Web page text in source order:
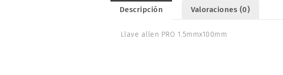
Descripción Valoraciones (0)
Llave allen PRO 1.5mmx100mm